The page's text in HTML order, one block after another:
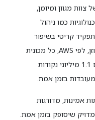
מגוון ומיומן,
כמו ניהול
קריטי בשיפור
הביצוע הכולל. סתם כדי לסבר את האוזן, לפי AWS, כל מכונית
F1 מצוידת ב-300 סנסורים, המספקים 1.1 מיליוני נקודות
בזמן אמת.
אמינות, מדורגות
שיסופק בזמן אמת.